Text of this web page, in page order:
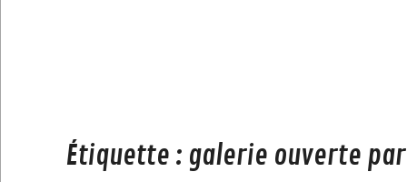
Étiquette : galerie ouverte